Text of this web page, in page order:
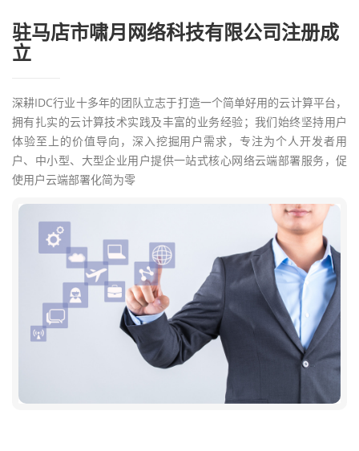
驻马店市啸月网络科技有限公司注册成
立
深耕IDC行业十多年的团队立志于打造一个简单好用的云计算平台，
拥有扎实的云计算技术实践及丰富的业务经验；我们始终坚持用户
体验至上的价值导向，深入挖掘用户需求，专注为个人开发者用
户、中小型、大型企业用户提供一站式核心网络云端部署服务，促
使用户云端部署化简为零